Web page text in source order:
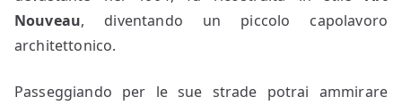
Nouveau, diventando un piccolo capolavoro
architettonico.
Passeggiando per le sue strade potrai ammirare